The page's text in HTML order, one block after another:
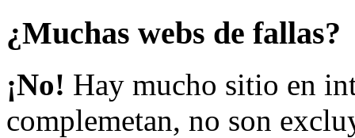
¿Muchas webs de fallas?
¡No! Hay mucho sitio en
complemetan, no son